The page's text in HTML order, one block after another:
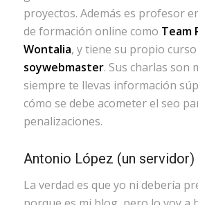
proyectos. Además es profesor
de formación online como Team
Wontalia, y tiene su propio
soywebmaster. Sus charlas son
siempre te llevas información
cómo se debe acometer el seo
penalizaciones.
Antonio López (un servidor)
La verdad es que yo ni debería